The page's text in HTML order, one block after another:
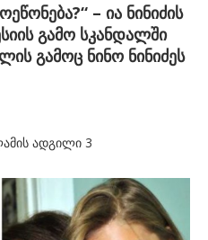
– ია ნინიძის
გამო სკანდალში
გამოც ნინო ნინიძეს
ადგილი 3